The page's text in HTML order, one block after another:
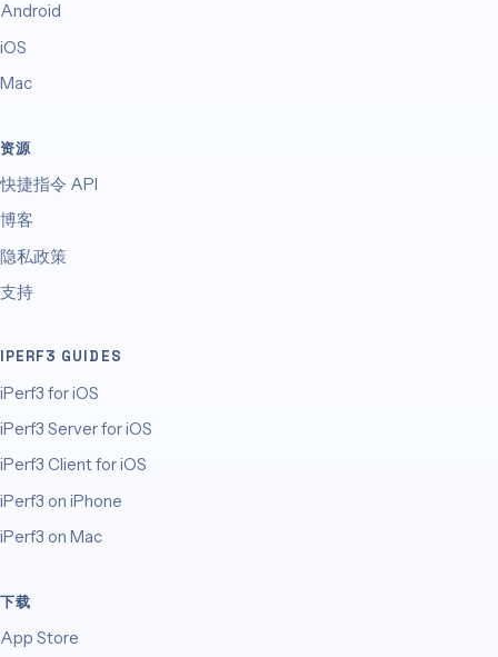
Android
iOS
Mac
资源
快捷指令 API
博客
隐私政策
支持
IPERF3 GUIDES
iPerf3 for iOS
iPerf3 Server for iOS
iPerf3 Client for iOS
iPerf3 on iPhone
iPerf3 on Mac
下载
App Store